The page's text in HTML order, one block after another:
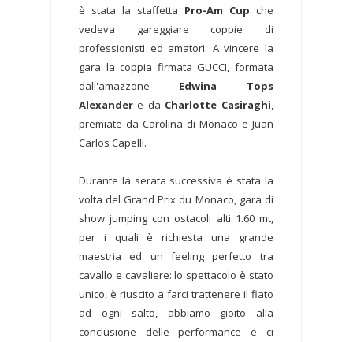
è stata la staffetta Pro-Am Cup che
vedeva gareggiare coppie di
professionisti ed amatori. A vincere la
gara la coppia firmata GUCCI, formata
dall'amazzone Edwina Tops
Alexander e da Charlotte Casiraghi,
premiate da Carolina di Monaco e Juan
Carlos Capelli.
Durante la serata successiva è stata la
volta del Grand Prix du Monaco, gara di
show jumping con ostacoli alti 1.60 mt,
per i quali è richiesta una grande
maestria ed un feeling perfetto tra
cavallo e cavaliere: lo spettacolo è stato
unico, è riuscito a farci trattenere il fiato
ad ogni salto, abbiamo gioito alla
conclusione delle performance e ci